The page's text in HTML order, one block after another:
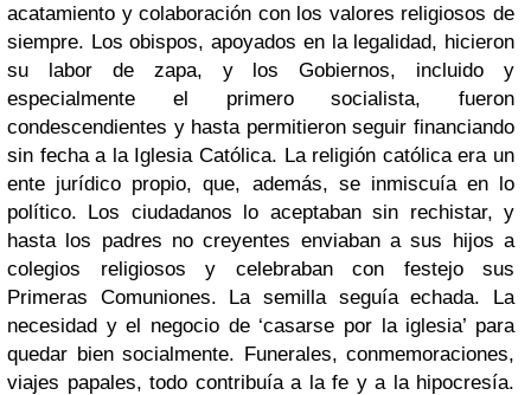
acatamiento y colaboración con los valores religiosos de
siempre. Los obispos, apoyados en la legalidad, hicieron
su labor de zapa, y los Gobiernos, incluido y
especialmente el primero socialista, fueron
condescendientes y hasta permitieron seguir financiando
sin fecha a la Iglesia Católica. La religión católica era un
ente jurídico propio, que, además, se inmiscuía en lo
político. Los ciudadanos lo aceptaban sin rechistar, y
hasta los padres no creyentes enviaban a sus hijos a
colegios religiosos y celebraban con festejo sus
Primeras Comuniones. La semilla seguía echada. La
necesidad y el negocio de ‘casarse por la iglesia’ para
quedar bien socialmente. Funerales, conmemoraciones,
viajes papales, todo contribuía a la fe y a la hipocresía.